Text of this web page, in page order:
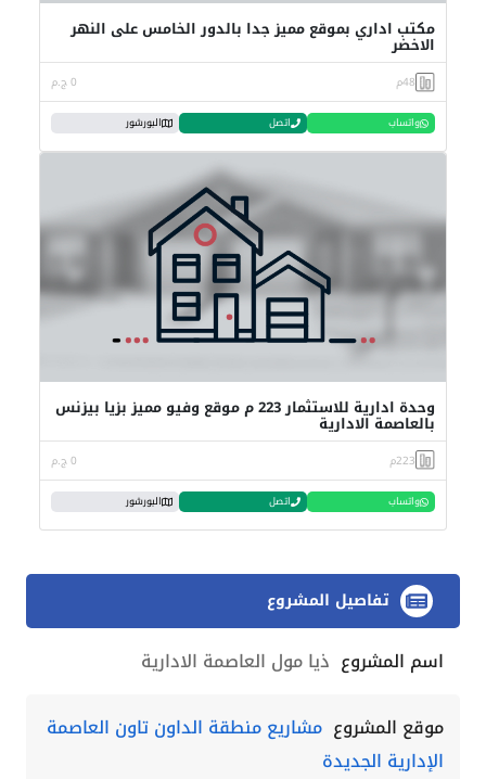
مكتب اداري بموقع مميز جدا بالدور الخامس على النهر
الاخضر
48م 0 ج.م
واتساب اتصل البورشور
وحدة ادارية للاستثمار 223 م موقع وفيو مميز بزيا بيزنس
بالعاصمة الادارية
223م 0 ج.م
واتساب اتصل البورشور
تفاصيل المشروع
اسم المشروع ذيا مول العاصمة الادارية
موقع المشروع مشاريع منطقة الداون تاون العاصمة
الإدارية الجديدة